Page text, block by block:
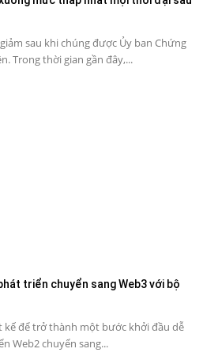
sau khi chúng được Ủy ban Chứng
Trong thời gian gần đây,...
triển chuyển sang Web3 với bộ
kế để trở thành một bước khởi đầu dễ
Web2 chuyển sang...